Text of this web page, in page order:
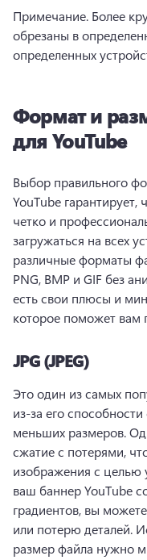
Примечание. Более
обрезаны в
определенных
Формат и
для YouTube
Выбор правильного
YouTube гарантирует,
четко и
загружаться на всех
различные форматы
PNG, BMP и GIF без
есть свои плюсы и
которое поможет вам
JPG (JPEG)
Это один из самых
из-за его
меньших размеров.
сжатие с потерями,
изображения с целью
ваш баннер YouTube
градиентов, вы
или потерю деталей.
размер файла нужно